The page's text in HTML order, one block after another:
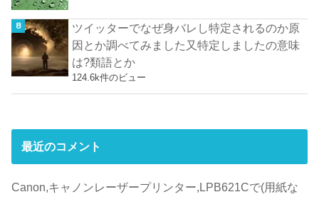
ツイッターでなぜ身バレし特定されるのか原
因とか調べてみました又特定しましたの意味
は?類語とか
124.6k件のビュー
最近のコメント
Canon,キャノンレーザープリンター,LPB621Cで(用紙な